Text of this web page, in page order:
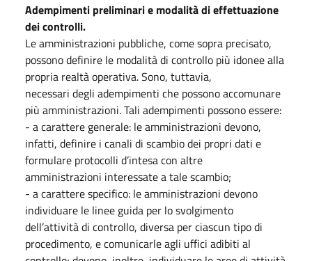
Adempimenti preliminari e modalità di effettuazione
dei controlli.
Le amministrazioni pubbliche, come sopra precisato,
possono definire le modalità di controllo più idonee alla
propria realtà operativa. Sono, tuttavia,
necessari degli adempimenti che possono accomunare
più amministrazioni. Tali adempimenti possono essere:
- a carattere generale: le amministrazioni devono,
infatti, definire i canali di scambio dei propri dati e
formulare protocolli d’intesa con altre
amministrazioni interessate a tale scambio;
- a carattere specifico: le amministrazioni devono
individuare le linee guida per lo svolgimento
dell’attività di controllo, diversa per ciascun tipo di
procedimento, e comunicarle agli uffici adibiti al